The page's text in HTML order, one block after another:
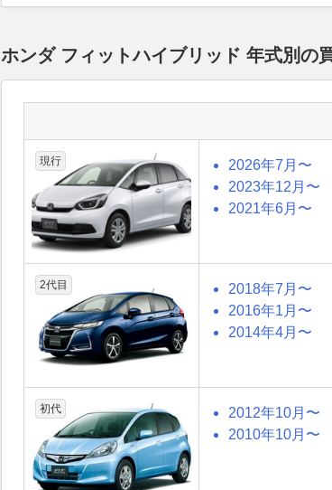
ホンダ フィットハイブリッド 年式別の
現行 2026年7月〜
2023年12月〜
2021年6月〜
2代目 2018年7月〜
2016年1月〜
2014年4月〜
初代 2012年10月〜
2010年10月〜